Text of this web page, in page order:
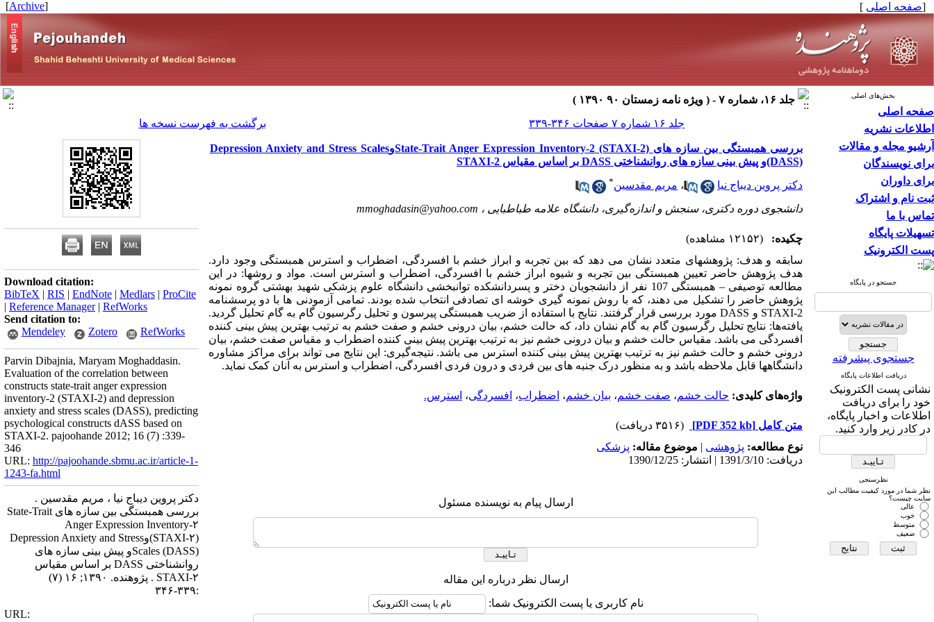
[صفحه اصلی ]
[
Archive
]
بخش‌های اصلی
صفحه اصلی
اطلاعات نشریه
آرشیو مجله و مقالات
برای نویسندگان
برای داوران
ثبت نام و اشتراک
تماس با ما
تسهیلات پایگاه
پست الکترونیک
جستجو در پایگاه
جستجوی پیشرفته
دریافت اطلاعات پایگاه
نشانی پست الکترونیک
خود را برای دریافت
اطلاعات و اخبار پایگاه،
در کادر زیر وارد کنید.
نظرسنجی
نظر شما در مورد کیفیت مطالب این
سایت چیست؟
عالی
خوب
متوسط
ضعیف
جلد ۱۶، شماره ۷ - ( ویژه نامه زمستان ۹۰ ۱۳۹۰ )
جلد ۱۶ شماره ۷ صفحات ۳۴۶-۳۳۹
برگشت به فهرست نسخه ها
بررسی همبستگی بین سازه های State-Trait Anger Expression Inventory-2 (STAXI-2)وDepression Anxiety and Stress Scales
(DASS)و پیش بینی سازه های روانشناختی DASS بر اساس مقیاس STAXI-2
دکتر پروین دیباج نیا ، مریم مقدسین*
دانشجوی دوره دکتری، سنجش و اندازه‌گیری، دانشگاه علامه طباطبایی ، mmoghadasin@yahoo.com
چکیده:
(۱۲۱۵۲ مشاهده)
سابقه و هدف: پژوهشهای متعدد نشان می دهد که بین تجربه و ابراز خشم با افسردگی، اضطراب و استرس همبستگی وجود دارد.
هدف پژوهش حاضر تعیین همبستگی بین تجربه و شیوه ابراز خشم با افسردگی، اضطراب و استرس است. مواد و روشها: در این
مطالعه توصیفی – همبستگی 107 نفر از دانشجویان دختر و پسردانشکده توانبخشی دانشگاه علوم پزشکی شهید بهشتی گروه نمونه
پژوهش حاضر را تشکیل می دهند، که با روش نمونه گیری خوشه ای تصادفی انتخاب شده بودند. تمامی آزمودنی ها با دو پرسشنامه
STAXI-2 و DASS مورد بررسی قرار گرفتند. نتایج با استفاده از ضریب همبستگی پیرسون و تحلیل رگرسیون گام به گام تحلیل گردید.
یافته‌ها: نتایج تحلیل رگرسیون گام به گام نشان داد، که حالت خشم، بیان درونی خشم و صفت خشم به ترتیب بهترین پیش بینی کننده
افسردگی می باشد. مقیاس حالت خشم و بیان درونی خشم نیز به ترتیب بهترین پیش بینی کننده اضطراب و مقیاس صفت خشم، بیان
درونی خشم و حالت خشم نیز به ترتیب بهترین پیش بینی کننده استرس می باشد. نتیجه‌گیری: این نتایج می تواند برای مراکز مشاوره
دانشگاهها قابل ملاحظه باشد و به منظور درک جنبه های بین فردی و درون فردی افسردگی، اضطراب و استرس به آنان کمک نماید.
واژه‌های کلیدی: حالت خشم، صفت خشم، بیان خشم، اضطراب، افسردگی، استرس.
متن کامل [PDF 352 kb]
(۳۵۱۶ دریافت)
نوع مطالعه: پژوهشی | موضوع مقاله: پزشکی
دریافت: 1391/3/10 | انتشار: 1390/12/25
ارسال پیام به نویسنده مسئول
ارسال نظر درباره این مقاله
نام کاربری یا پست الکترونیک شما:
Download citation:
BibTeX | RIS | EndNote | Medlars | ProCite
| Reference Manager| RefWorks
Send citation to:
Mendeley
Zotero RefWorks
Parvin Dibajnia, Maryam Moghaddasin.
Evaluation of the correlation between
constructs state-trait anger expression
inventory-2 (STAXI-2) and depression
anxiety and stress scales (DASS), predicting
psychological constructs dASS based on
STAXI-2. pajoohande 2012; 16 (7) :339-
346
URL: http://pajoohande.sbmu.ac.ir/article-1-
1243-fa.html
دکتر پروین دیباج نیا ، مریم مقدسین .
بررسی همبستگی بین سازه های State-Trait
Anger Expression Inventory-۲
(STAXI-۲)وDepression Anxiety and Stress
Scales (DASS)و پیش بینی سازه های
روانشناختی DASS بر اساس مقیاس
STAXI-۲ . پژوهنده. ۱۳۹۰; ۱۶ (۷)
:۳۳۹-۳۴۶
URL: